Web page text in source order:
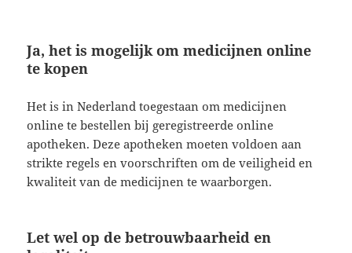
Ja, het is mogelijk om medicijnen online
te kopen
Het is in Nederland toegestaan om medicijnen
online te bestellen bij geregistreerde online
apotheken. Deze apotheken moeten voldoen aan
strikte regels en voorschriften om de veiligheid en
kwaliteit van de medicijnen te waarborgen.
Let wel op de betrouwbaarheid en